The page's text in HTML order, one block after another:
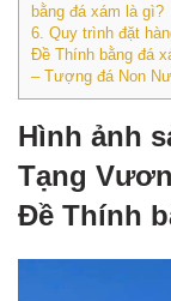
bằng đá xám là gì?
6. Quy trình đặt
Đề Thính bằng đá
– Tượng đá Non
Hình ảnh
Tạng
Đề Thính